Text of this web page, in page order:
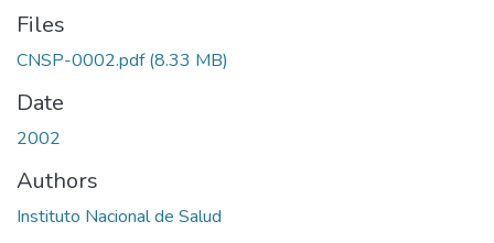
Files
CNSP-0002.pdf(8.33 MB)
Date
2002
Authors
Instituto Nacional de Salud